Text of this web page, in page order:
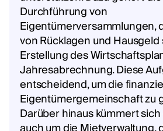
Durchführung von
Eigentümerversammlungen,
von Rücklagen und Hausgeld
Erstellung des
Jahresabrechnung. Diese
entscheidend, um die
Eigentümergemeinschaft zu
Darüber hinaus kümmert